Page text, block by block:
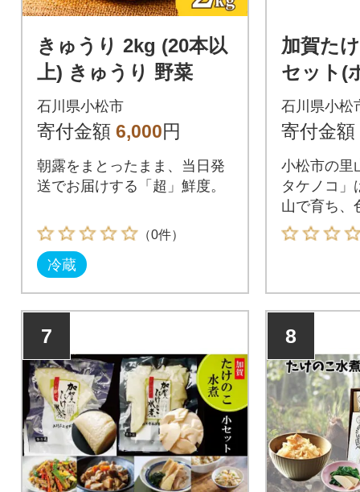
きゅうり 2kg (20本以
上) きゅうり 野菜
石川県小松市
寄付金額 6,000円
朝露をまとったまま、当日発
送でお届けする「超」鮮度。
（0件）
冷蔵
加賀た
セット(
ス) 筍水
石川県小松
寄付金額
小松市の里
タケノコ」
山で育ち、
みがあり、
コで知られ
7 8